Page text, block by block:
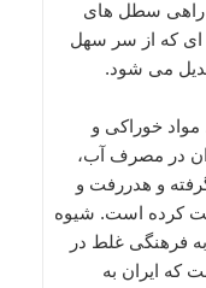
راهی سطل های
که از سر سهل
می شود.
مواد خوراکی و
در مصرف آب،
و هدررفت و
کرده است. شیوه
فرهنگی غلط در
که ایران به